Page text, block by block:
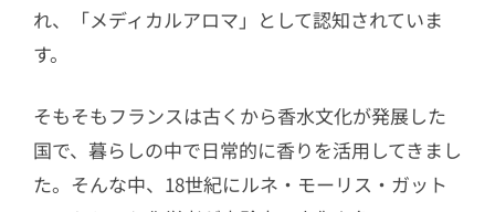
れ、「メディカルアロマ」として認知されていま
す。
そもそもフランスは古くから香水文化が発展した
国で、暮らしの中で日常的に香りを活用してきまし
た。そんな中、18世紀にルネ・モーリス・ガット